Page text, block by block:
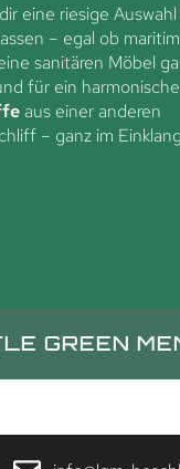
eine riesige Auswahl
– egal ob
sanitären Möbel
für ein
aus einer anderen
– ganz im Einklang
MEN.